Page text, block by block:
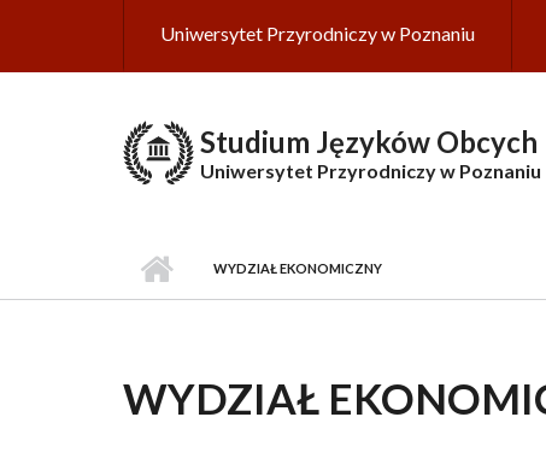
Uniwersytet Przyrodniczy w Poznaniu
Studium Języków Obcych
Uniwersytet Przyrodniczy w Poznaniu
WYDZIAŁ EKONOMICZNY
WYDZIAŁ